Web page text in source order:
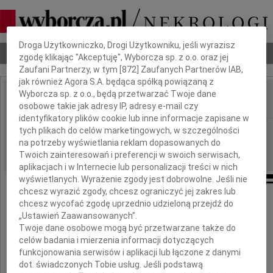
Nekrologi Odeszli Poradnik pogrzebowy
IMIĘ I NAZWISKO:
REGION: Warszawa
DATA EMISJI: 14.05.2010
Krysiu
Jesteśmy z Tobą
Dbamy o Twoją prywatność
Droga Użytkowniczko, Drogi Użytkowniku, jeśli wyrazisz
zgodę klikając "Akceptuję", Wyborcza sp. z o.o. oraz jej
Zaufani Partnerzy, w tym [872 ] Zaufanych Partnerów IAB,
jak również Agora S.A. będąca spółką powiązaną z
Wyborcza sp. z o.o., będą przetwarzać Twoje dane
osobowe takie jak adresy IP, adresy e-mail czy
identyfikatory plików cookie lub inne informacje zapisane w
tych plikach do celów marketingowych, w szczególności
na potrzeby wyświetlania reklam dopasowanych do
Twoich zainteresowań i preferencji w swoich serwisach,
aplikacjach i w Internecie lub personalizacji treści w nich
wyświetlanych. Wyrażenie zgody jest dobrowolne. Jeśli nie
chcesz wyrazić zgody, chcesz ograniczyć jej zakres lub
chcesz wycofać zgodę uprzednio udzieloną przejdź do
„Ustawień Zaawansowanych”.
Twoje dane osobowe mogą być przetwarzane także do
celów badania i mierzenia informacji dotyczących
funkcjonowania serwisów i aplikacji lub łączone z danymi
dot. świadczonych Tobie usług. Jeśli podstawą